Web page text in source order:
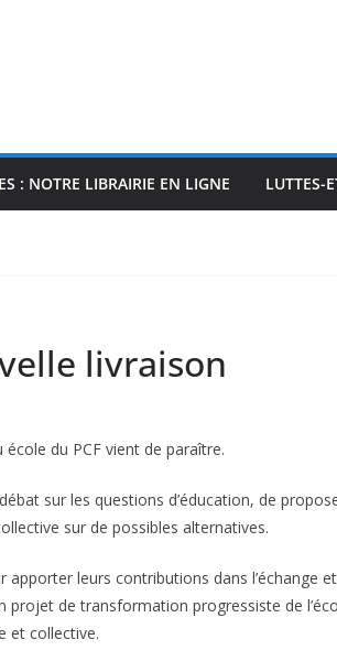
: NOTRE LIBRAIRIE EN LIGNE LUTTES-
livraison
école du PCF vient de paraître.
sur les questions d’éducation, de
sur de possibles alternatives.
leurs contributions dans l’échange
projet de transformation progressiste de
et collective.